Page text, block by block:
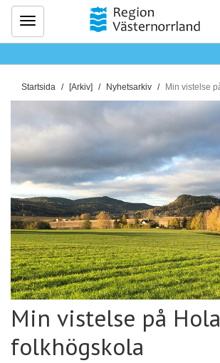
Meny
D
u
ä
h
ä
r
:
Startsida [Arkiv] Nyhetsarkiv Min vistelse
Min vistelse på Hola
folkhögskola